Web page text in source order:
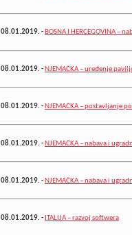
08.01.2019.- BOSNA I HERCEGOVINA –
08.01.2019.- NJEMAČKA – uređenje
08.01.2019.- NJEMAČKA – postavljanje
08.01.2019.- NJEMAČKA – nabava i
08.01.2019.- NJEMAČKA – nabava i
08.01.2019.- ITALIJA – razvoj softwera